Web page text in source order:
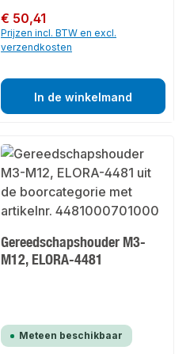
Normale prijs:
€ 50,41
Prijzen incl. BTW en excl.
verzendkosten
In de winkelmand
Gereedschapshouder M3-
M12, ELORA-4481
Meteen beschikbaar